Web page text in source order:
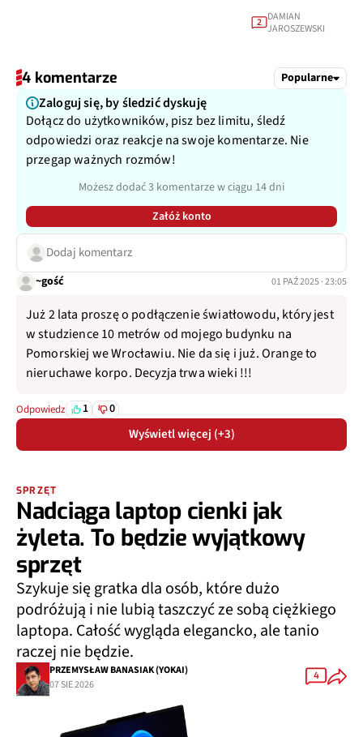
2 DAMIAN
JAROSZEWSKI
4 komentarze Popularne
Zaloguj się, by śledzić dyskuję
Dołącz do użytkowników, pisz bez limitu, śledź
odpowiedzi oraz reakcje na swoje komentarze. Nie
przegap ważnych rozmów!
Możesz dodać 3 komentarze w ciągu 14 dni
Załóż konto
Dodaj komentarz
~gość 01 PAŹ 2025 · 23:05
Już 2 lata proszę o podłączenie światłowodu, który jest
w studzience 10 metrów od mojego budynku na
Pomorskiej we Wrocławiu. Nie da się i już. Orange to
nieruchawe korpo. Decyzja trwa wieki !!!
Odpowiedz 1 0
Wyświetl więcej (+3)
SPRZĘT
Nadciąga laptop cienki jak
żyleta. To będzie wyjątkowy
sprzęt
Szykuje się gratka dla osób, które dużo
podróżują i nie lubią taszczyć ze sobą ciężkiego
laptopa. Całość wygląda elegancko, ale tanio
raczej nie będzie.
PRZEMYSŁAW BANASIAK (YOKAI)
07 SIE 2026
4